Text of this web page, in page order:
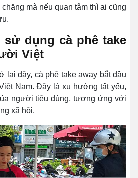
mà nếu quan tâm thì ai cũng
dụng cà phê take
Việt
lại đây, cà phê take away bắt đầu
Nam. Đây là xu hướng tất yếu,
người tiêu dùng, tương ứng với
xã hội.